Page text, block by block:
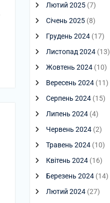
Лютий 2025 (7)
Січень 2025 (8)
Грудень 2024 (17)
Листопад 2024 (13)
Жовтень 2024 (10)
Вересень 2024 (11)
Серпень 2024 (15)
Липень 2024 (4)
Червень 2024 (2)
Травень 2024 (10)
Квітень 2024 (16)
Березень 2024 (14)
Лютий 2024 (27)